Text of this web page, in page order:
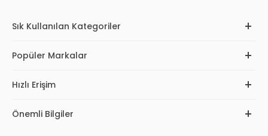
Sık Kullanılan Kategoriler
Popüler Markalar
Hızlı Erişim
Önemli Bilgiler